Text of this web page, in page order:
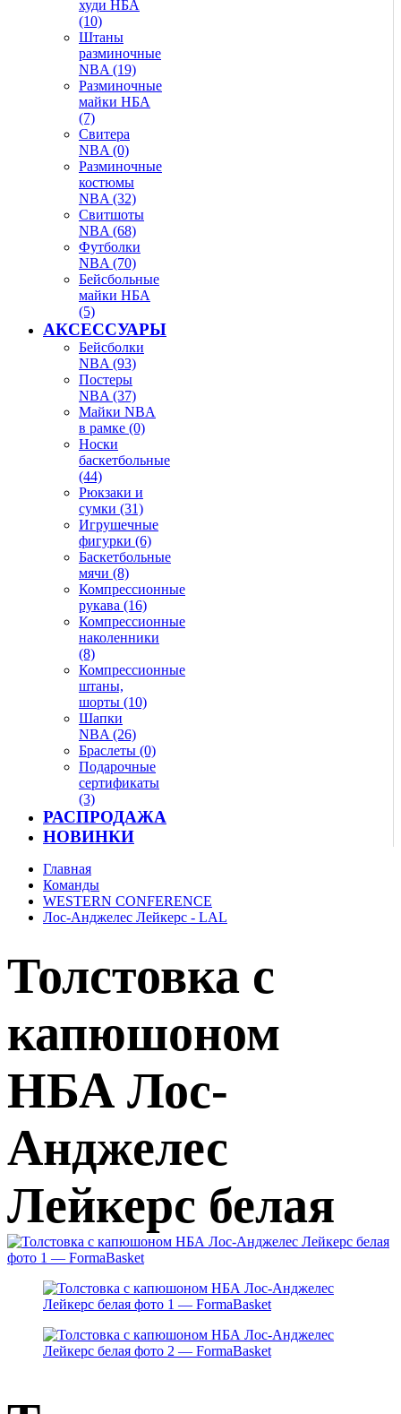
худи НБА
(10)
Штаны
разминочные
NBA (19)
Разминочные
майки НБА
(7)
Свитера
NBA (0)
Разминочные
костюмы
NBA (32)
Свитшоты
NBA (68)
Футболки
NBA (70)
Бейсбольные
майки НБА
(5)
АКСЕССУАРЫ
Бейсболки
NBA (93)
Постеры
NBA (37)
Майки NBA
в рамке (0)
Носки
баскетбольные
(44)
Рюкзаки и
сумки (31)
Игрушечные
фигурки (6)
Баскетбольные
мячи (8)
Компрессионные
рукава (16)
Компрессионные
наколенники
(8)
Компрессионные
штаны,
шорты (10)
Шапки
NBA (26)
Браслеты (0)
Подарочные
сертификаты
(3)
РАСПРОДАЖА
НОВИНКИ
Главная
Команды
WESTERN CONFERENCE
Лос-Анджелес Лейкерс - LAL
Толстовка с
капюшоном
НБА Лос-
Анджелес
Лейкерс белая